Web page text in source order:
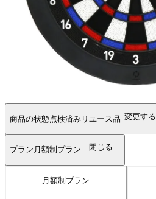
商品の状態点検済みリユース品 変更する
プラン 月額制プラン 閉じる
月額制プラン